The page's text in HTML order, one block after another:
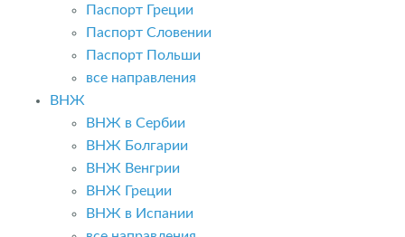
Паспорт Греции
Паспорт Словении
Паспорт Польши
все направления
ВНЖ
ВНЖ в Сербии
ВНЖ Болгарии
ВНЖ Венгрии
ВНЖ Греции
ВНЖ в Испании